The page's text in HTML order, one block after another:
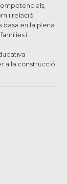
i relació
basa en la plena
i
a la construcció